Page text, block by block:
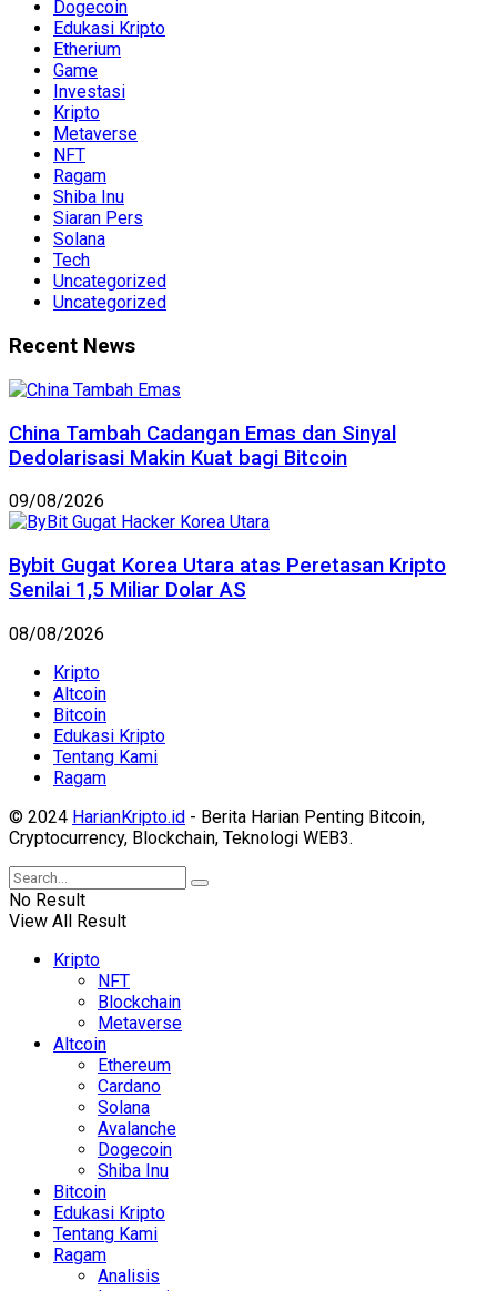
Dogecoin
Edukasi Kripto
Etherium
Game
Investasi
Kripto
Metaverse
NFT
Ragam
Shiba Inu
Siaran Pers
Solana
Tech
Uncategorized
Uncategorized
Recent News
China Tambah Cadangan Emas dan Sinyal
Dedolarisasi Makin Kuat bagi Bitcoin
09/08/2026
Bybit Gugat Korea Utara atas Peretasan Kripto
Senilai 1,5 Miliar Dolar AS
08/08/2026
Kripto
Altcoin
Bitcoin
Edukasi Kripto
Tentang Kami
Ragam
© 2024 HarianKripto.id - Berita Harian Penting Bitcoin,
Cryptocurrency, Blockchain, Teknologi WEB3.
No Result
View All Result
Kripto
NFT
Blockchain
Metaverse
Altcoin
Ethereum
Cardano
Solana
Avalanche
Dogecoin
Shiba Inu
Bitcoin
Edukasi Kripto
Tentang Kami
Ragam
Analisis